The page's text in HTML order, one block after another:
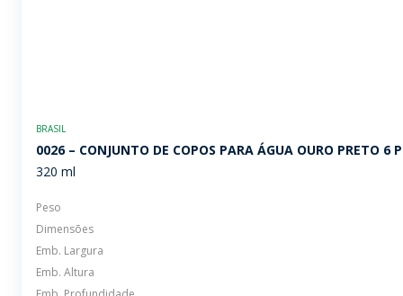
BRASIL
0026 – CONJUNTO DE COPOS PARA ÁGUA OURO PRETO 6
320 ml
Peso
Dimensões
Emb. Largura
Emb. Altura